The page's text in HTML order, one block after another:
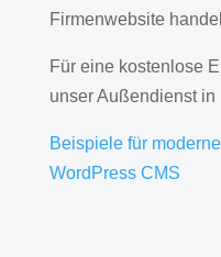
Firmenwebsite
Für eine kostenlose
unser Außendienst in
Beispiele für
WordPress CMS